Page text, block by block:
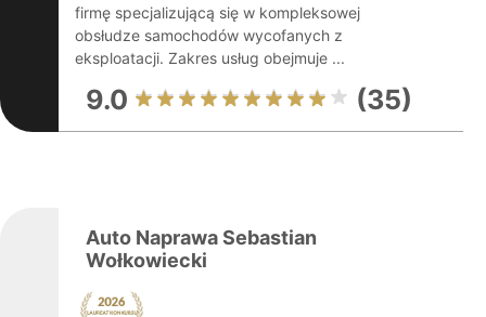
firmę specjalizującą się w kompleksowej
obsłudze samochodów wycofanych z
eksploatacji. Zakres usług obejmuje ...
9.0 (35)
Auto Naprawa Sebastian
Wołkowiecki